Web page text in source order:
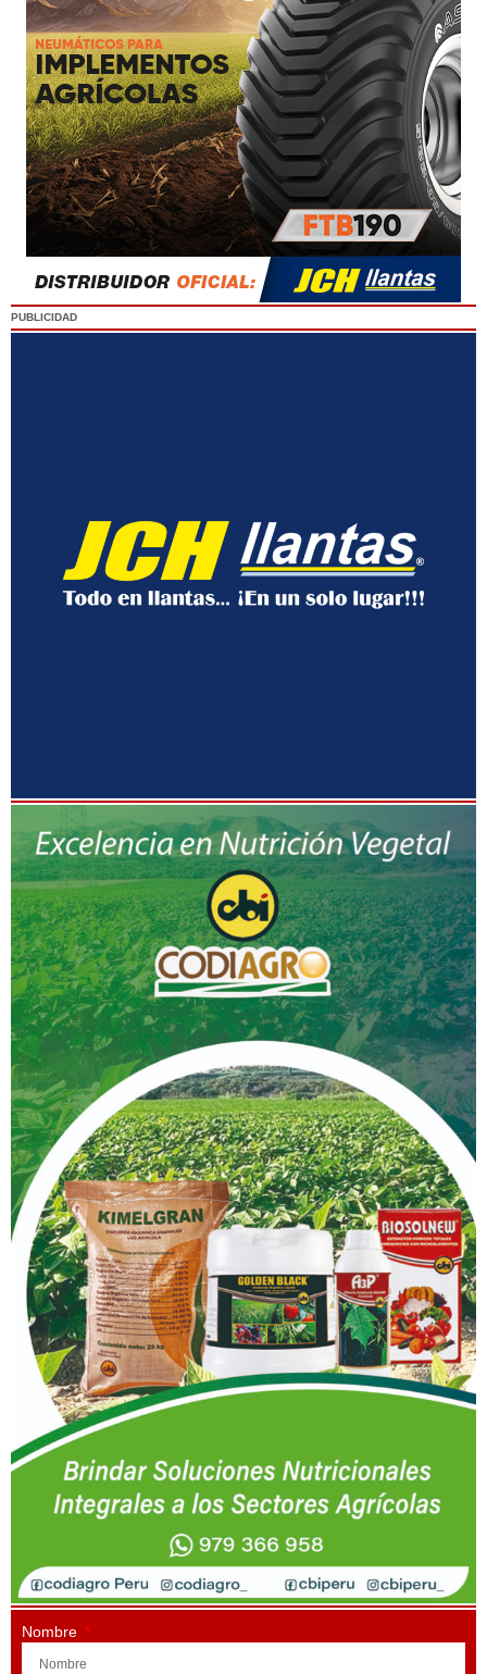
PUBLICIDAD
Nombre